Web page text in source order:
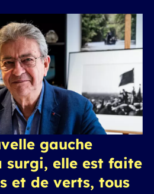
gauche
surgi, elle est faite
et de verts, tous